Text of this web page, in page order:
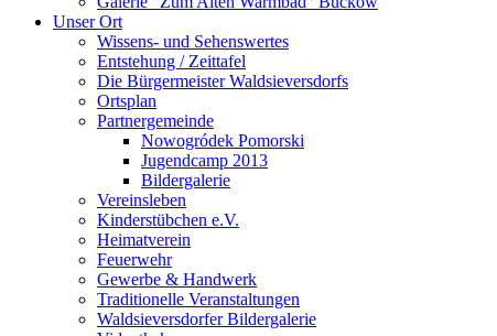
Unser Ort
Wissens- und Sehenswertes
Entstehung / Zeittafel
Die Bürgermeister Waldsieversdorfs
Ortsplan
Partnergemeinde
Nowogródek Pomorski
Jugendcamp 2013
Bildergalerie
Vereinsleben
Kinderstübchen e.V.
Heimatverein
Feuerwehr
Gewerbe & Handwerk
Traditionelle Veranstaltungen
Waldsieversdorfer Bildergalerie